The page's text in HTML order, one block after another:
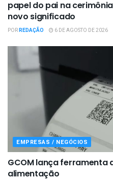
papel do pai na
novo significado
PORREDAÇÃO 6 DE AGOSTO DE 2026
EMPRESAS / NEGÓCIOS
GCOM lança ferramenta
alimentação